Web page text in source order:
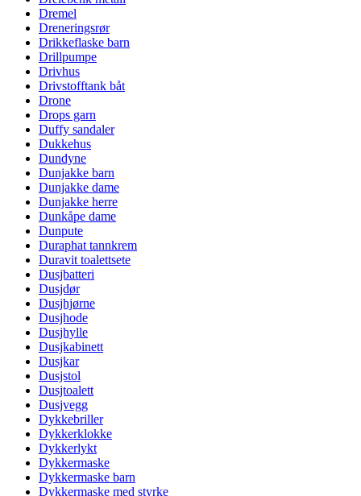
Dremel
Dreneringsrør
Drikkeflaske barn
Drillpumpe
Drivhus
Drivstofftank båt
Drone
Drops garn
Duffy sandaler
Dukkehus
Dundyne
Dunjakke barn
Dunjakke dame
Dunjakke herre
Dunkåpe dame
Dunpute
Duraphat tannkrem
Duravit toalettsete
Dusjbatteri
Dusjdør
Dusjhjørne
Dusjhode
Dusjhylle
Dusjkabinett
Dusjkar
Dusjstol
Dusjtoalett
Dusjvegg
Dykkebriller
Dykkerklokke
Dykkerlykt
Dykkermaske
Dykkermaske barn
Dykkermaske med styrke